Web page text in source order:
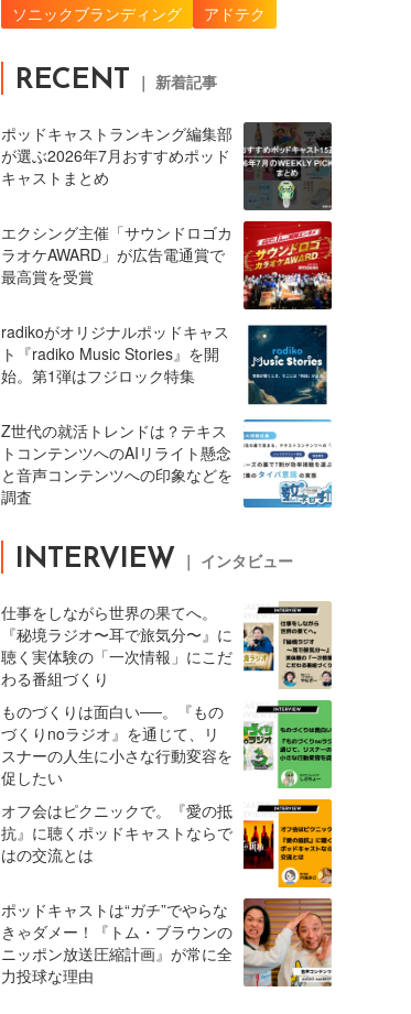
ソニックブランディング
アドテク
RECENT ｜ 新着記事
ポッドキャストランキング編集部
が選ぶ2026年7月おすすめポッド
キャストまとめ
エクシング主催「サウンドロゴカ
ラオケAWARD」が広告電通賞で
最高賞を受賞
radikoがオリジナルポッドキャス
ト『radiko Music Stories』を開
始。第1弾はフジロック特集
Z世代の就活トレンドは？テキス
トコンテンツへのAIリライト懸念
と音声コンテンツへの印象などを
調査
INTERVIEW ｜ インタビュー
仕事をしながら世界の果てへ。
『秘境ラジオ〜耳で旅気分〜』に
聴く実体験の「一次情報」にこだ
わる番組づくり
ものづくりは面白い──。『もの
づくりnoラジオ』を通じて、リ
スナーの人生に小さな行動変容を
促したい
オフ会はピクニックで。『愛の抵
抗』に聴くポッドキャストならで
はの交流とは
ポッドキャストは“ガチ”でやらな
きゃダメー！『トム・ブラウンの
ニッポン放送圧縮計画』が常に全
力投球な理由